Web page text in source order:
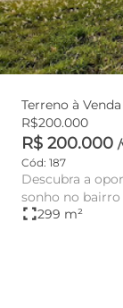
Terreno à
R$200.000
R$ 200.000
Cód: 187
Descubra a
sonho no bairro
terreno à vend...
fullscreen299 m²